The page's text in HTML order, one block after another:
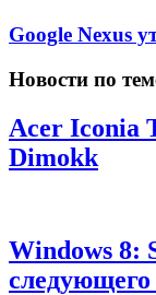
Google Nexus
Новости по
Acer Iconia
Dimokk
Windows 8:
следующего